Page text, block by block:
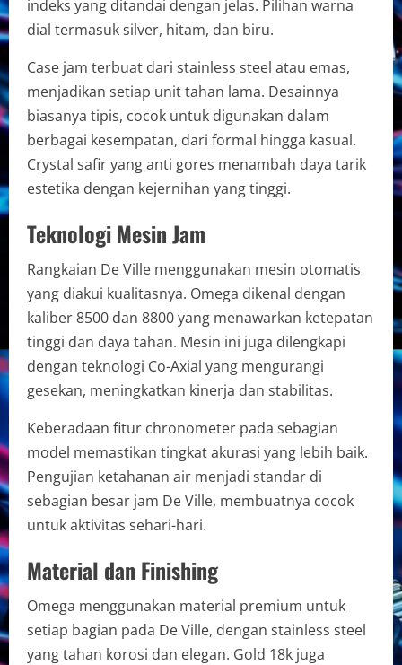
indeks yang ditandai dengan jelas. Pilihan warna
dial termasuk silver, hitam, dan biru.
Case jam terbuat dari stainless steel atau emas,
menjadikan setiap unit tahan lama. Desainnya
biasanya tipis, cocok untuk digunakan dalam
berbagai kesempatan, dari formal hingga kasual.
Crystal safir yang anti gores menambah daya tarik
estetika dengan kejernihan yang tinggi.
Teknologi Mesin Jam
Rangkaian De Ville menggunakan mesin otomatis
yang diakui kualitasnya. Omega dikenal dengan
kaliber 8500 dan 8800 yang menawarkan ketepatan
tinggi dan daya tahan. Mesin ini juga dilengkapi
dengan teknologi Co-Axial yang mengurangi
gesekan, meningkatkan kinerja dan stabilitas.
Keberadaan fitur chronometer pada sebagian
model memastikan tingkat akurasi yang lebih baik.
Pengujian ketahanan air menjadi standar di
sebagian besar jam De Ville, membuatnya cocok
untuk aktivitas sehari-hari.
Material dan Finishing
Omega menggunakan material premium untuk
setiap bagian pada De Ville, dengan stainless steel
yang tahan korosi dan elegan. Gold 18k juga